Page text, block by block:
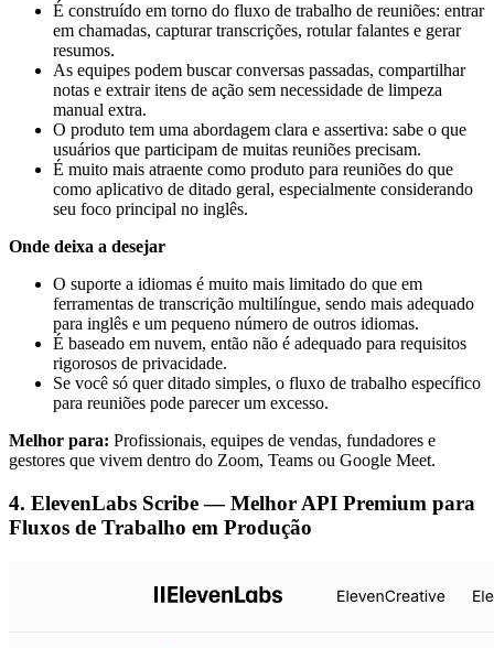
É construído em torno do fluxo de trabalho de reuniões: entrar
em chamadas, capturar transcrições, rotular falantes e gerar
resumos.
As equipes podem buscar conversas passadas, compartilhar
notas e extrair itens de ação sem necessidade de limpeza
manual extra.
O produto tem uma abordagem clara e assertiva: sabe o que
usuários que participam de muitas reuniões precisam.
É muito mais atraente como produto para reuniões do que
como aplicativo de ditado geral, especialmente considerando
seu foco principal no inglês.
Onde deixa a desejar
O suporte a idiomas é muito mais limitado do que em
ferramentas de transcrição multilíngue, sendo mais adequado
para inglês e um pequeno número de outros idiomas.
É baseado em nuvem, então não é adequado para requisitos
rigorosos de privacidade.
Se você só quer ditado simples, o fluxo de trabalho específico
para reuniões pode parecer um excesso.
Melhor para: Profissionais, equipes de vendas, fundadores e
gestores que vivem dentro do Zoom, Teams ou Google Meet.
4. ElevenLabs Scribe — Melhor API Premium para
Fluxos de Trabalho em Produção